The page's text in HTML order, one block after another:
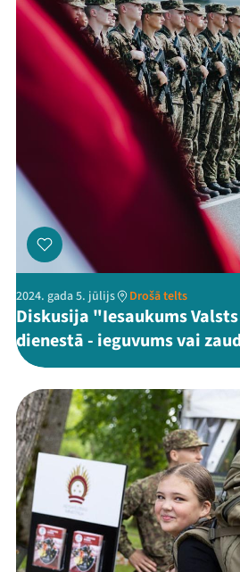
2024. gada 5. jūlijs Drošā telts
Diskusija "Iesaukums
dienestā - ieguvums vai